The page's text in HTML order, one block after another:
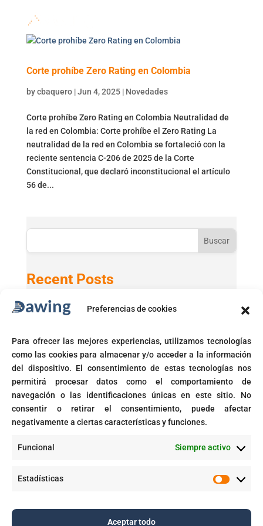
Preferencias de cookies
Para ofrecer las mejores experiencias, utilizamos tecnologías
como las cookies para almacenar y/o acceder a la información
del dispositivo. El consentimiento de estas tecnologías nos
permitirá procesar datos como el comportamiento de
navegación o las identificaciones únicas en este sitio. No
consentir o retirar el consentimiento, puede afectar
negativamente a ciertas características y funciones.
Funcional Siempre activo
Estadísticas
Aceptar todo
Corte prohíbe Zero Rating en Colombia
bycbaquero|Jun 4, 2025| Novedades
Corte prohíbe Zero Rating en Colombia Neutralidad de
la red en Colombia: Corte prohíbe el Zero Rating La
neutralidad de la red en Colombia se fortaleció con la
reciente sentencia C-206 de 2025 de la Corte
Constitucional, que declaró inconstitucional el artículo
56 de...
Buscar
Recent Posts
Active Directory 2025 con Windows 11 24H2
Microsoft activará automáticamente políticas de acceso
condicional
Fin del soporte para Windows 10
Corte prohíbe Zero Rating en Colombia
Recent Comments
GPT-5 en Microsoft 365 Copilot - Dawingen
Copyright © 2025. Todos los derechos reservados |